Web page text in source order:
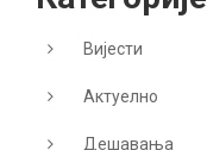
Вијести
Актуелно
Дешавања